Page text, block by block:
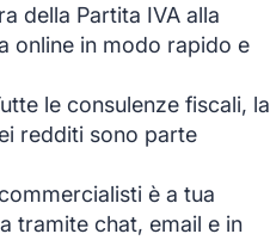
della Partita IVA alla
online in modo rapido e
le consulenze fiscali, la
redditi sono parte
è a tua
tramite chat, email e in